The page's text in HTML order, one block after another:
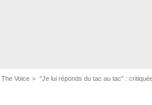
The Voice "Je lui réponds du tac au tac" : critiquée